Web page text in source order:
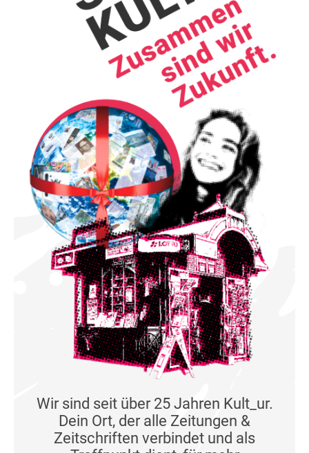
Wir sind seit über 25 Jahren Kult_ur.
Dein Ort, der alle Zeitungen &
Zeitschriften verbindet und als